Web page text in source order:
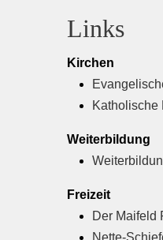
Links
Kirchen
Katholische
Weiterbildung
Freizeit
Der Maifeld